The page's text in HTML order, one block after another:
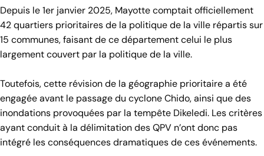
Depuis le 1er janvier 2025, Mayotte comptait officiellement
42 quartiers prioritaires de la politique de la ville répartis sur
15 communes, faisant de ce département celui le plus
largement couvert par la politique de la ville.
Toutefois, cette révision de la géographie prioritaire a été
engagée avant le passage du cyclone Chido, ainsi que des
inondations provoquées par la tempête Dikeledi. Les critères
ayant conduit à la délimitation des QPV n’ont donc pas
intégré les conséquences dramatiques de ces événements.